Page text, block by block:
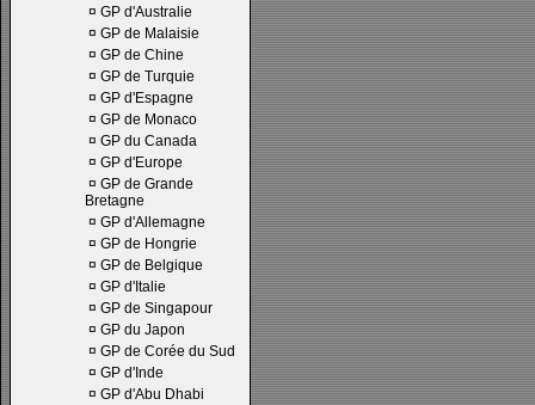
¤ GP d'Australie
¤ GP de Malaisie
¤ GP de Chine
¤ GP de Turquie
¤ GP d'Espagne
¤ GP de Monaco
¤ GP du Canada
¤ GP d'Europe
¤ GP de Grande
Bretagne
¤ GP d'Allemagne
¤ GP de Hongrie
¤ GP de Belgique
¤ GP d'Italie
¤ GP de Singapour
¤ GP du Japon
¤ GP de Corée du Sud
¤ GP d'Inde
¤ GP d'Abu Dhabi